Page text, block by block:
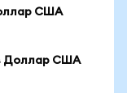
США
Доллар США